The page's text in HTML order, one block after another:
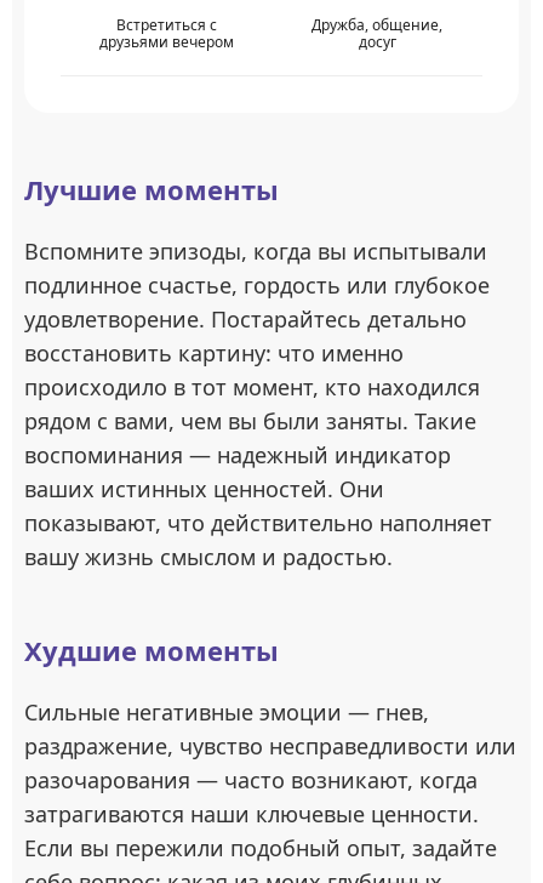
Встретиться с
друзьями вечером
Дружба, общение,
досуг
Лучшие моменты
Вспомните эпизоды, когда вы испытывали
подлинное счастье, гордость или глубокое
удовлетворение. Постарайтесь детально
восстановить картину: что именно
происходило в тот момент, кто находился
рядом с вами, чем вы были заняты. Такие
воспоминания — надежный индикатор
ваших истинных ценностей. Они
показывают, что действительно наполняет
вашу жизнь смыслом и радостью.
Худшие моменты
Сильные негативные эмоции — гнев,
раздражение, чувство несправедливости или
разочарования — часто возникают, когда
затрагиваются наши ключевые ценности.
Если вы пережили подобный опыт, задайте